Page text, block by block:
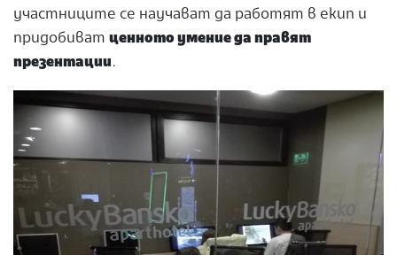
участниците се научават да работят в екип и
придобиват ценното умение да правят
презентации.